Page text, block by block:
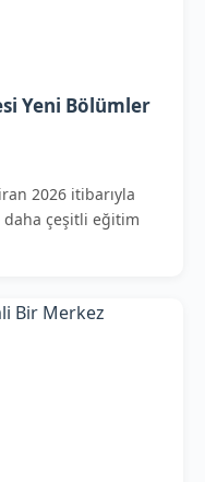
Yeni Bölümler
2026 itibarıyla
çeşitli eğitim